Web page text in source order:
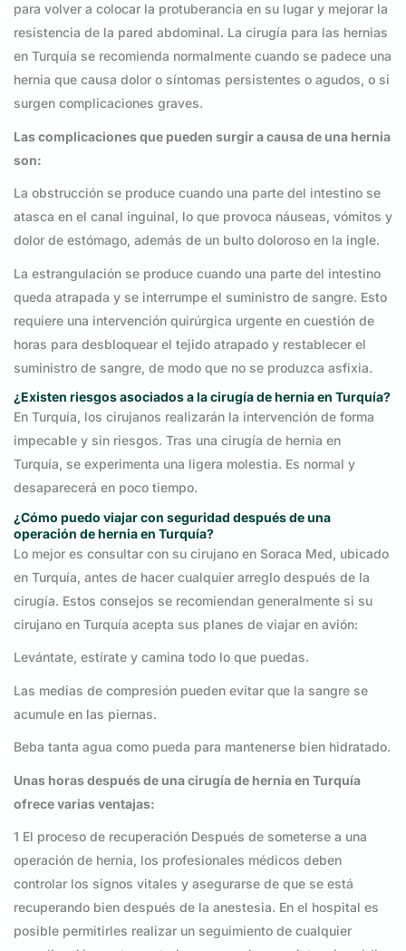
para volver a colocar la protuberancia en su lugar y mejorar la
resistencia de la pared abdominal. La cirugía para las hernias
en Turquía se recomienda normalmente cuando se padece una
hernia que causa dolor o síntomas persistentes o agudos, o si
surgen complicaciones graves.
Las complicaciones que pueden surgir a causa de una hernia
son:
La obstrucción se produce cuando una parte del intestino se
atasca en el canal inguinal, lo que provoca náuseas, vómitos y
dolor de estómago, además de un bulto doloroso en la ingle.
La estrangulación se produce cuando una parte del intestino
queda atrapada y se interrumpe el suministro de sangre. Esto
requiere una intervención quirúrgica urgente en cuestión de
horas para desbloquear el tejido atrapado y restablecer el
suministro de sangre, de modo que no se produzca asfixia.
¿Existen riesgos asociados a la cirugía de hernia en Turquía?
En Turquía, los cirujanos realizarán la intervención de forma
impecable y sin riesgos. Tras una cirugía de hernia en
Turquía, se experimenta una ligera molestia. Es normal y
desaparecerá en poco tiempo.
¿Cómo puedo viajar con seguridad después de una
operación de hernia en Turquía?
Lo mejor es consultar con su cirujano en Soraca Med, ubicado
en Turquía, antes de hacer cualquier arreglo después de la
cirugía. Estos consejos se recomiendan generalmente si su
cirujano en Turquía acepta sus planes de viajar en avión:
Levántate, estírate y camina todo lo que puedas.
Las medias de compresión pueden evitar que la sangre se
acumule en las piernas.
Beba tanta agua como pueda para mantenerse bien hidratado.
Unas horas después de una cirugía de hernia en Turquía
ofrece varias ventajas:
1 El proceso de recuperación Después de someterse a una
operación de hernia, los profesionales médicos deben
controlar los signos vitales y asegurarse de que se está
recuperando bien después de la anestesia. En el hospital es
posible permitirles realizar un seguimiento de cualquier